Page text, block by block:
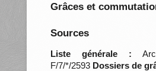
Grâces et
Sources
Liste générale :
F/7/*/2593 Dossiers de